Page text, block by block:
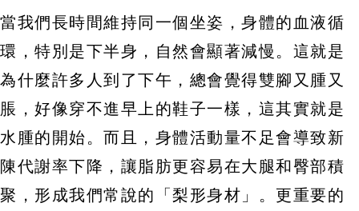
當我們長時間維持同一個坐姿，身體的血液循
環，特別是下半身，自然會顯著減慢。這就是
為什麼許多人到了下午，總會覺得雙腳又腫又
脹，好像穿不進早上的鞋子一樣，這其實就是
水腫的開始。而且，身體活動量不足會導致新
陳代謝率下降，讓脂肪更容易在大腿和臀部積
聚，形成我們常說的「梨形身材」。更重要的